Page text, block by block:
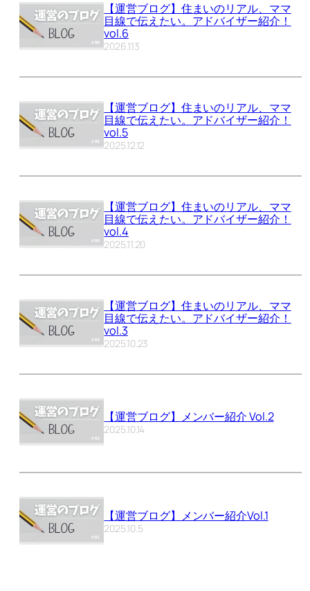
【運営ブログ】住まいのリアル、ママ
目線で伝えたい。アドバイザー紹介！
vol.6
2026.1.13
【運営ブログ】住まいのリアル、ママ
目線で伝えたい。アドバイザー紹介！
vol.5
2025.12.12
【運営ブログ】住まいのリアル、ママ
目線で伝えたい。アドバイザー紹介！
vol.4
2025.11.20
【運営ブログ】住まいのリアル、ママ
目線で伝えたい。アドバイザー紹介！
vol.3
2025.10.23
【運営ブログ】メンバー紹介 Vol.2
2025.10.14
【運営ブログ】メンバー紹介Vol.1
2025.10.5